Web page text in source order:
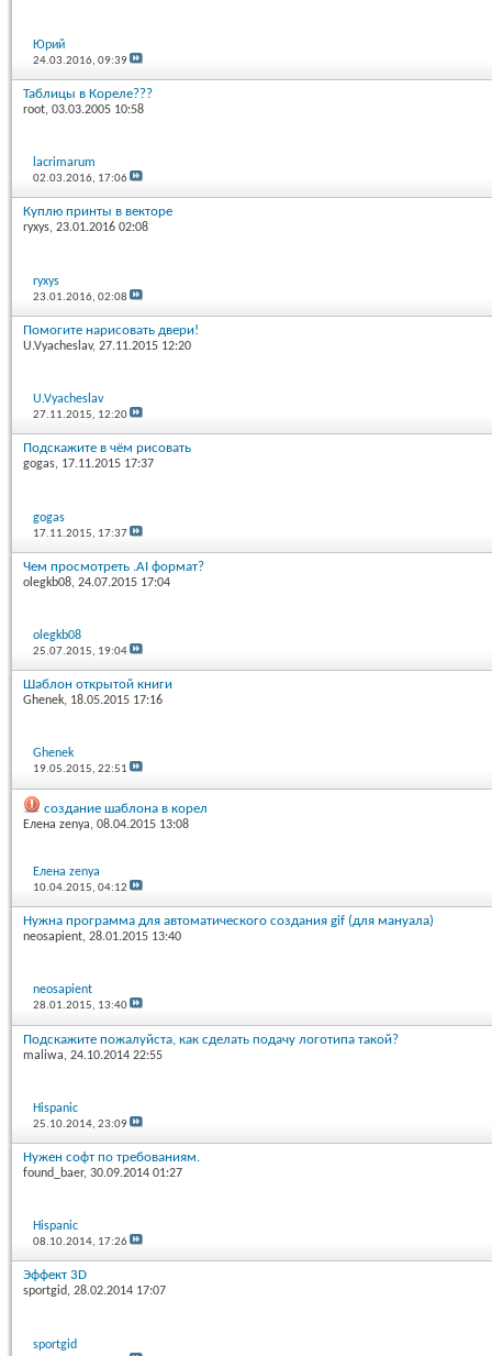
Юрий
24.03.2016,09:39
Таблицы в Кореле???
root, 03.03.2005 10:58
lacrimarum
02.03.2016, 17:06
Куплю принты в векторе
ryxys, 23.01.2016 02:08
ryxys
23.01.2016,02:08
Помогите нарисовать двери!
U.Vyacheslav, 27.11.2015 12:20
U.Vyacheslav
27.11.2015, 12:20
Подскажите в чём рисовать
gogas, 17.11.2015 17:37
gogas
17.11.2015, 17:37
Чем просмотреть .AI формат?
olegkb08, 24.07.2015 17:04
olegkb08
25.07.2015, 19:04
Шаблон открытой книги
Ghenek, 18.05.2015 17:16
Ghenek
19.05.2015,22:51
создание шаблона в корел
Елена zenya, 08.04.2015 13:08
Елена zenya
10.04.2015,04:12
Нужна программа для автоматического создания gif (для мануала)
neosapient, 28.01.2015 13:40
neosapient
28.01.2015, 13:40
Подскажите пожалуйста, как сделать подачу логотипа такой?
maliwa, 24.10.2014 22:55
Hispanic
25.10.2014,23:09
Нужен софт по требованиям.
found_baer, 30.09.2014 01:27
Hispanic
08.10.2014, 17:26
Эффект 3D
sportgid, 28.02.2014 17:07
sportgid